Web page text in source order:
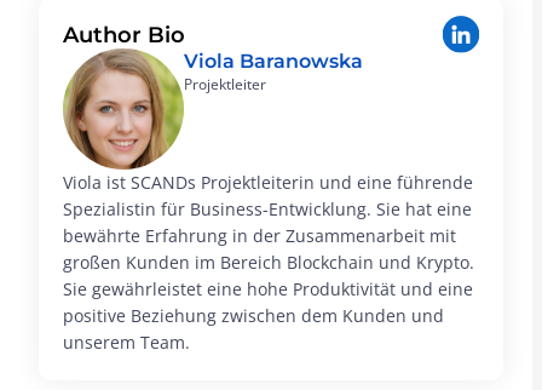
Author Bio
Viola Baranowska
Projektleiter
Viola ist SCANDs Projektleiterin und eine führende
Spezialistin für Business-Entwicklung. Sie hat eine
bewährte Erfahrung in der Zusammenarbeit mit
großen Kunden im Bereich Blockchain und Krypto.
Sie gewährleistet eine hohe Produktivität und eine
positive Beziehung zwischen dem Kunden und
unserem Team.